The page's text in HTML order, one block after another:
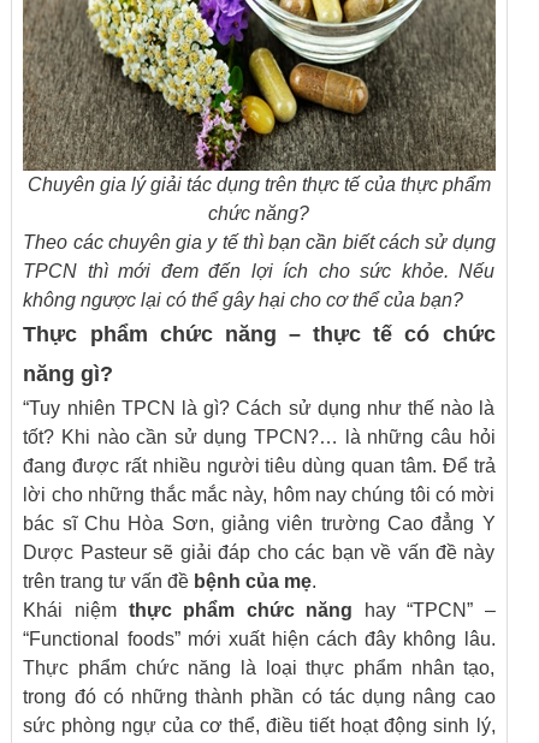
Chuyên gia lý giải tác dụng trên thực tế của thực phẩm
chức năng?
Theo các chuyên gia y tế thì bạn cần biết cách sử dụng
TPCN thì mới đem đến lợi ích cho sức khỏe. Nếu
không ngược lại có thể gây hại cho cơ thể của bạn?
Thực phẩm chức năng – thực tế có chức
năng gì?
“Tuy nhiên TPCN là gì? Cách sử dụng như thế nào là
tốt? Khi nào cần sử dụng TPCN?… là những câu hỏi
đang được rất nhiều người tiêu dùng quan tâm. Để trả
lời cho những thắc mắc này, hôm nay chúng tôi có mời
bác sĩ Chu Hòa Sơn, giảng viên trường Cao đẳng Y
Dược Pasteur sẽ giải đáp cho các bạn về vấn đề này
trên trang tư vấn đề bệnh của mẹ.
Khái niệm thực phẩm chức năng hay “TPCN” –
“Functional foods” mới xuất hiện cách đây không lâu.
Thực phẩm chức năng là loại thực phẩm nhân tạo,
trong đó có những thành phần có tác dụng nâng cao
sức phòng ngự của cơ thể, điều tiết hoạt động sinh lý,